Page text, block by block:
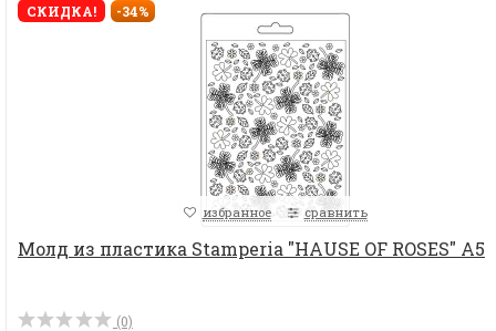
СКИДКА! -34%
избранное сравнить
Молд из пластика Stamperia "HAUSE OF ROSES" А5
(0)